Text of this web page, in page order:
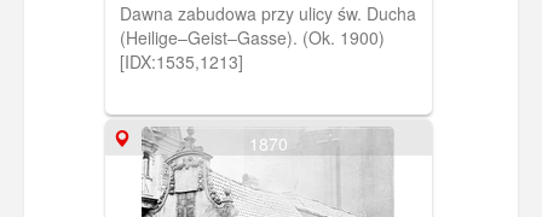
Dawna zabudowa przy ulicy św. Ducha
(Heilige–Geist–Gasse). (Ok. 1900)
[IDX:1535,1213]
1870